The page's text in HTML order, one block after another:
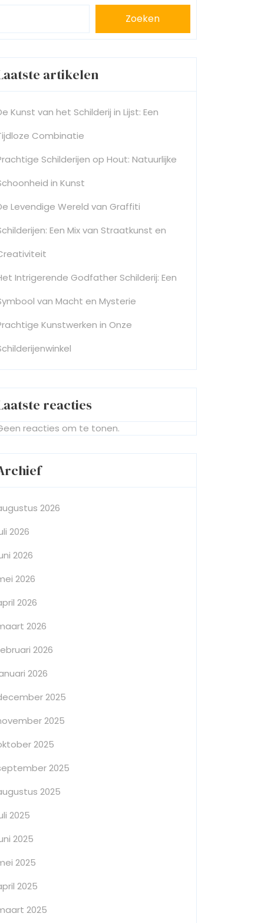
Zoeken
artikelen
Kunst van het Schilderij in Lijst: Een
Combinatie
Schilderijen op Hout: Natuurlijke
in Kunst
Levendige Wereld van Graffiti
Een Mix van Straatkunst en
Intrigerende Godfather Schilderij: Een
van Macht en Mysterie
Kunstwerken in Onze
reacties
reacties om te tonen.
2026
2026
2026
2026
2026
2026
2026
2026
2025
2025
2025
2025
2025
2025
2025
2025
2025
2025